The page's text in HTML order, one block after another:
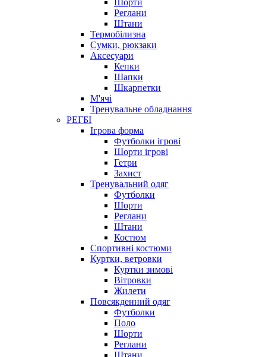
Реглани
Штани
Термобілизна
Сумки, рюкзаки
Аксесуари
Кепки
Шапки
Шкарпетки
М'ячі
Тренувальне обладнання
РЕГБІ
Ігрова форма
Футболки ігрові
Шорти ігрові
Гетри
Захист
Тренувальний одяг
Футболки
Шорти
Реглани
Штани
Костюм
Спортивні костюми
Куртки, ветровки
Куртки зимові
Вітровки
Жилети
Повсякденний одяг
Футболки
Поло
Шорти
Реглани
Штани